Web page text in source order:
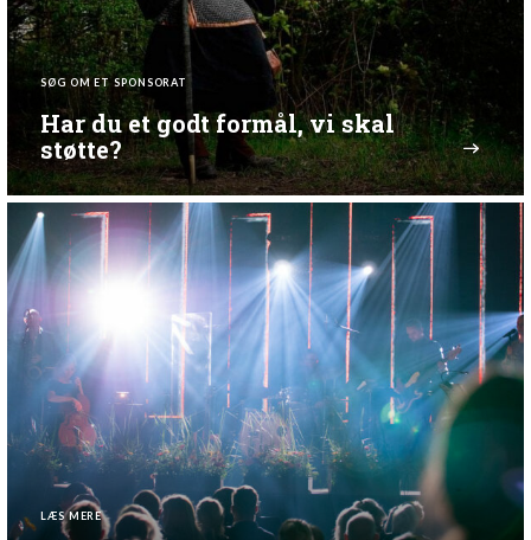
SØG OM ET SPONSORAT
Har du et godt formål, vi skal
støtte?
LÆS MERE